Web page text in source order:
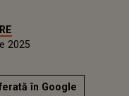
2025
în Google